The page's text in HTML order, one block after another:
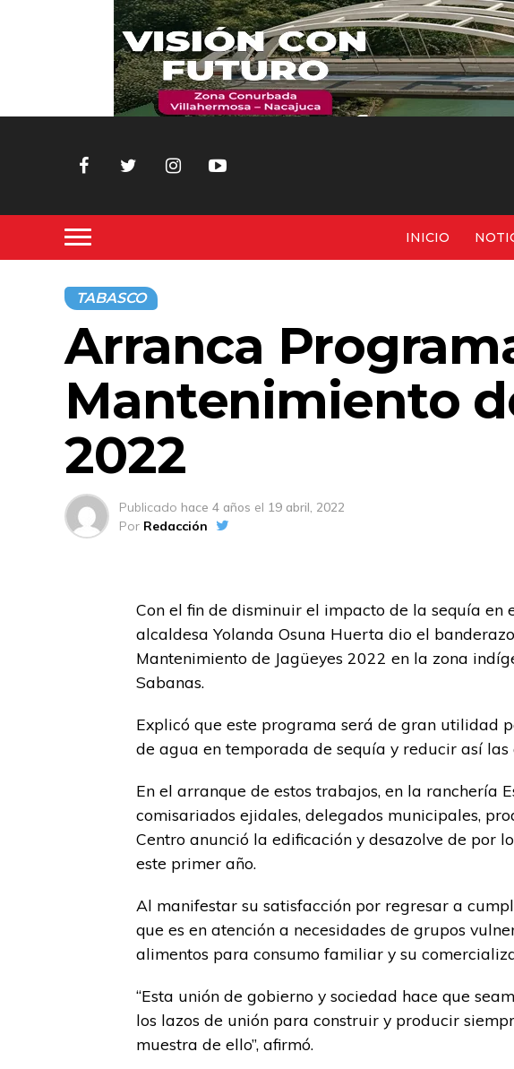
INICIO
TABASCO
Arranca
Mantenimiento
2022
Publicado hace 4 años el 19 abril, 2022
Por Redacción
Con el fin de disminuir el impacto de la sequía en
alcaldesa Yolanda Osuna Huerta dio el
Mantenimiento de Jagüeyes 2022 en la zona
Sabanas.
Explicó que este programa será de gran utilidad
de agua en temporada de sequía y reducir así
En el arranque de estos trabajos, en la ranchería
comisariados ejidales, delegados municipales,
Centro anunció la edificación y desazolve de por
este primer año.
Al manifestar su satisfacción por regresar a
que es en atención a necesidades de grupos
alimentos para consumo familiar y su
“Esta unión de gobierno y sociedad hace que
los lazos de unión para construir y producir
muestra de ello”, afirmó.